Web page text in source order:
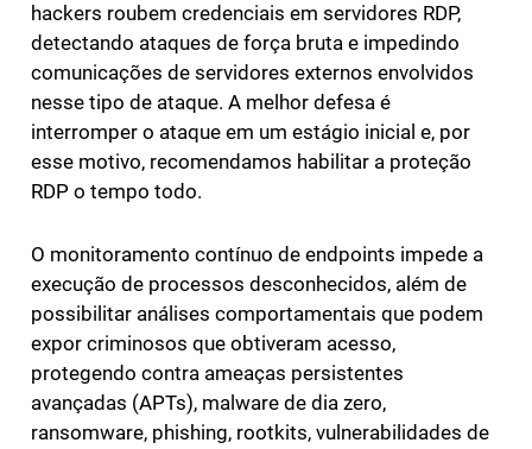
hackers roubem credenciais em servidores RDP,
detectando ataques de força bruta e impedindo
comunicações de servidores externos envolvidos
nesse tipo de ataque. A melhor defesa é
interromper o ataque em um estágio inicial e, por
esse motivo, recomendamos habilitar a proteção
RDP o tempo todo.
O monitoramento contínuo de endpoints impede a
execução de processos desconhecidos, além de
possibilitar análises comportamentais que podem
expor criminosos que obtiveram acesso,
protegendo contra ameaças persistentes
avançadas (APTs), malware de dia zero,
ransomware, phishing, rootkits, vulnerabilidades de